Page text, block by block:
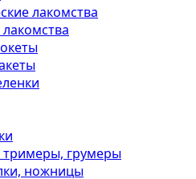
лакомства
грумеры
ножницы